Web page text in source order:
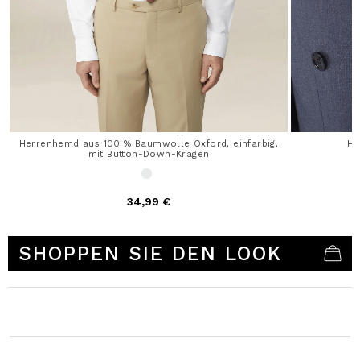
Herrenhemd aus 100 % Baumwolle Oxford, einfarbig,
mit Button-Down-Kragen
34,99 €
SHOPPEN SIE DEN LOOK